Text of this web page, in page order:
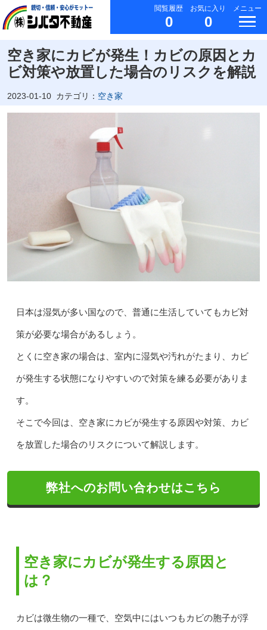
閲覧履歴
0
お気に入り
0
メニュー
空き家にカビが発生！カビの原因とカ
ビ対策や放置した場合のリスクを解説
2023-01-10 カテゴリ： 空き家
日本は湿気が多い国なので、普通に生活していてもカビ対
策が必要な場合があるしょう。
とくに空き家の場合は、室内に湿気や汚れがたまり、カビ
が発生する状態になりやすいので対策を練る必要がありま
す。
そこで今回は、空き家にカビが発生する原因や対策、カビ
を放置した場合のリスクについて解説します。
弊社へのお問い合わせはこちら
空き家にカビが発生する原因と
は？
カビは微生物の一種で、空気中にはいつもカビの胞子が浮